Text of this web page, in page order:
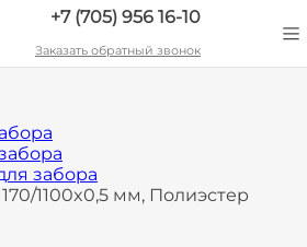
+7 (705) 956 16-10
Заказать обратный звонок
забора
1100x0,5 мм, Полиэстер